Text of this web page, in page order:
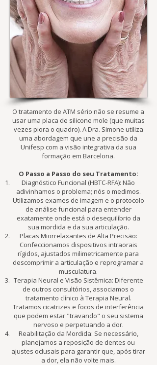
O tratamento de ATM sério não se resume a
usar uma placa de silicone mole (que muitas
vezes piora o quadro). A Dra. Simone utiliza
uma abordagem que une a precisão da
Unifesp com a visão integrativa da sua
formação em Barcelona.
O Passo a Passo do seu Tratamento:
Diagnóstico Funcional (HBTC-RFA): Não
adivinhamos o problema; nós o medimos.
Utilizamos exames de imagem e o protocolo
de análise funcional para entender
exatamente onde está o desequilíbrio da
sua mordida e da sua articulação.
Placas Miorrelaxantes de Alta Precisão:
Confeccionamos dispositivos intraorais
rígidos, ajustados milimetricamente para
descomprimir a articulação e reprogramar a
musculatura.
Terapia Neural e Visão Sistêmica: Diferente
de outros consultórios, associamos o
tratamento clínico à Terapia Neural.
Tratamos cicatrizes e focos de interferência
que podem estar "travando" o seu sistema
nervoso e perpetuando a dor.
Reabilitação da Mordida: Se necessário,
planejamos a reposição de dentes ou
ajustes oclusais para garantir que, após tirar
a dor, ela não volte mais.